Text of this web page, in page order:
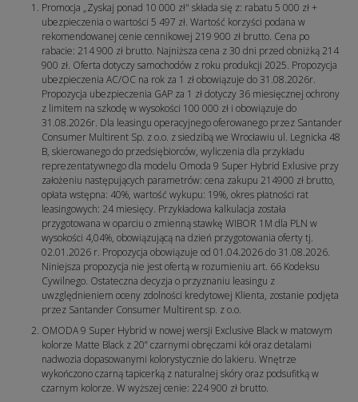
Promocja „Zyskaj ponad 10 000 zł" składa się z: rabatu 5 000 zł +
ubezpieczenia o wartości 5 497 zł. Wartość korzyści podana w
rekomendowanej cenie cennikowej 219 900 zł brutto. Cena po
rabacie: 214 900 zł brutto. Najniższa cena z 30 dni przed obniżką 214
900 zł. Oferta dotyczy samochodów z roku produkcji 2025. Propozycja
ubezpieczenia AC/OC na rok za 1 zł obowiązuje do 31.08.2026r.
Propozycja ubezpieczenia GAP za 1 zł dotyczy 36 miesięcznej ochrony
z limitem na szkodę w wysokości 100 000 zł i obowiązuje do
31.08.2026r. Dla leasingu operacyjnego oferowanego przez Santander
Consumer Multirent Sp. z o.o. z siedzibą we Wrocławiu ul. Legnicka 48
B, skierowanego do przedsiębiorców, wyliczenia dla przykładu
reprezentatywnego dla modelu Omoda 9 Super Hybrid Exlusive przy
założeniu następujących parametrów: cena zakupu 214900 zł brutto,
opłata wstępna: 40%, wartość wykupu: 19%, okres płatności rat
leasingowych: 24 miesięcy. Przykładowa kalkulacja została
przygotowana w oparciu o zmienną stawkę WIBOR 1M dla PLN w
wysokości 4,04%, obowiązującą na dzień przygotowania oferty tj.
02.01.2026 r. Propozycja obowiązuje od 01.04.2026 do 31.08.2026.
Niniejsza propozycja nie jest ofertą w rozumieniu art. 66 Kodeksu
Cywilnego. Ostateczna decyzja o przyznaniu leasingu z
uwzględnieniem oceny zdolności kredytowej Klienta, zostanie podjęta
przez Santander Consumer Multirent sp. z o.o.
OMODA 9 Super Hybrid w nowej wersji Exclusive Black w matowym
kolorze Matte Black z 20” czarnymi obręczami kół oraz detalami
nadwozia dopasowanymi kolorystycznie do lakieru. Wnętrze
wykończono czarną tapicerką z naturalnej skóry oraz podsufitką w
czarnym kolorze. W wyższej cenie: 224 900 zł brutto.